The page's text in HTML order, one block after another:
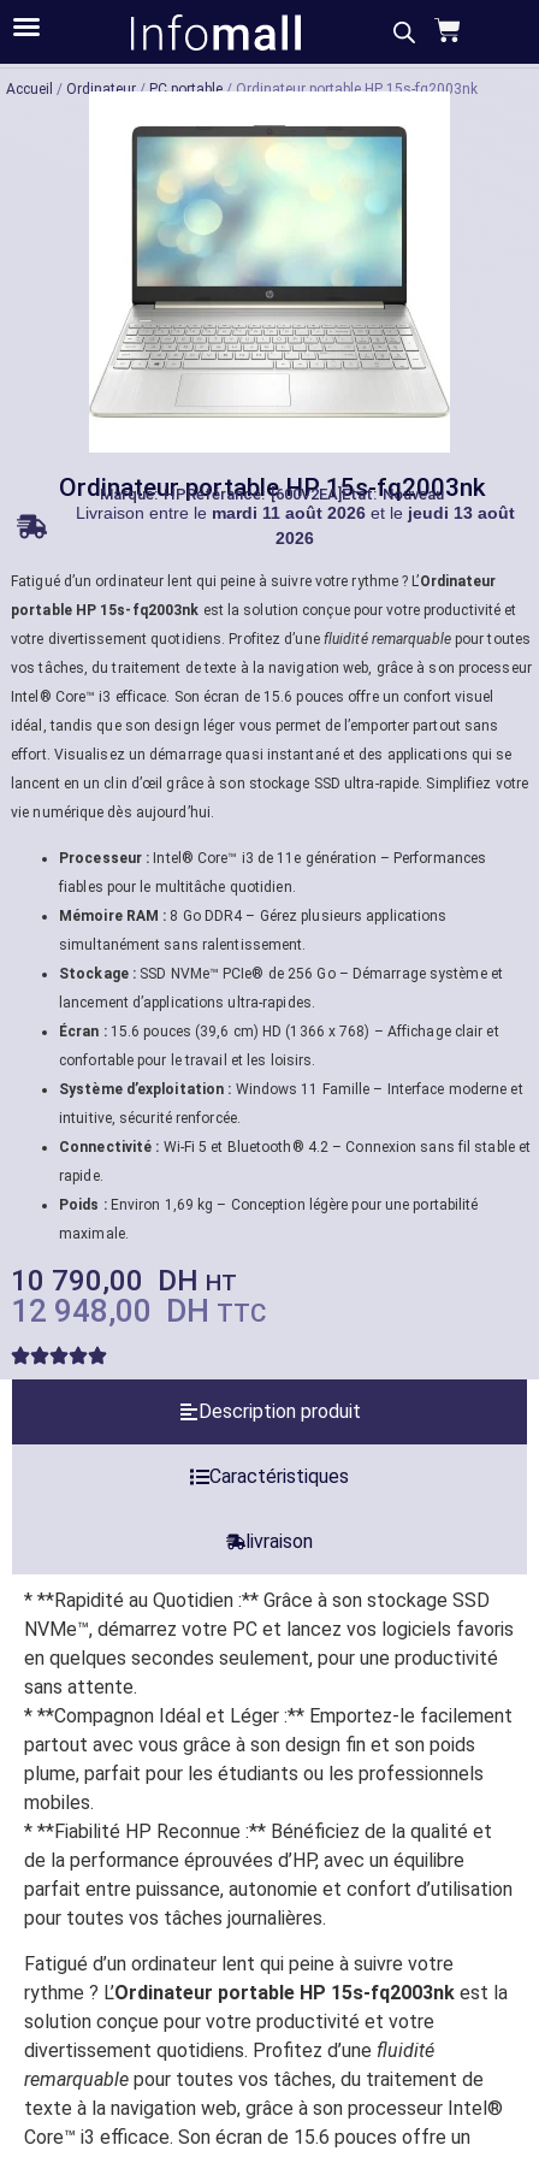
Acheter Description Caractéristiques
Accueil / Ordinateur/PC portable/ Ordinateur portable HP 15s-fq2003nk
Ordinateur portable HP 15s-fq2003nk
Marque:HPRéférance: [600V2EA]État: Nouveau
Livraison entre le mardi 11 août 2026et le jeudi 13 août
2026
Fatigué d’un ordinateur lent qui peine à suivre votre rythme ? L’Ordinateur
portable HP 15s-fq2003nk est la solution conçue pour votre productivité et
votre divertissement quotidiens. Profitez d’une fluidité remarquablepour toutes
vos tâches, du traitement de texte à la navigation web, grâce à son processeur
Intel® Core™ i3 efficace. Son écran de 15.6 pouces offre un confort visuel
idéal, tandis que son design léger vous permet de l’emporter partout sans
effort. Visualisez un démarrage quasi instantané et des applications qui se
lancent en un clin d’œil grâce à son stockage SSD ultra-rapide. Simplifiez votre
vie numérique dès aujourd’hui.
Processeur : Intel® Core™ i3 de 11e génération – Performances
fiables pour le multitâche quotidien.
Mémoire RAM : 8 Go DDR4 – Gérez plusieurs applications
simultanément sans ralentissement.
Stockage : SSD NVMe™ PCIe® de 256 Go – Démarrage système et
lancement d’applications ultra-rapides.
Écran :15.6 pouces (39,6 cm) HD (1366 x 768) – Affichage clair et
confortable pour le travail et les loisirs.
Système d’exploitation : Windows 11 Famille – Interface moderne et
intuitive, sécurité renforcée.
Connectivité : Wi-Fi 5 et Bluetooth® 4.2 – Connexion sans fil stable et
rapide.
Poids :Environ 1,69 kg – Conception légère pour une portabilité
maximale.
10 790,00 DH HT
12 948,00 DH TTC
Description produit
Caractéristiques
livraison
* **Rapidité au Quotidien :** Grâce à son stockage SSD
NVMe™, démarrez votre PC et lancez vos logiciels favoris
en quelques secondes seulement, pour une productivité
sans attente.
* **Compagnon Idéal et Léger :** Emportez-le facilement
partout avec vous grâce à son design fin et son poids
plume, parfait pour les étudiants ou les professionnels
mobiles.
* **Fiabilité HP Reconnue :** Bénéficiez de la qualité et
de la performance éprouvées d’HP, avec un équilibre
parfait entre puissance, autonomie et confort d’utilisation
pour toutes vos tâches journalières.
Fatigué d’un ordinateur lent qui peine à suivre votre
rythme ? L’Ordinateur portable HP 15s-fq2003nk est la
solution conçue pour votre productivité et votre
divertissement quotidiens. Profitez d’une fluidité
remarquable pour toutes vos tâches, du traitement de
texte à la navigation web, grâce à son processeur Intel®
Core™ i3 efficace. Son écran de 15.6 pouces offre un